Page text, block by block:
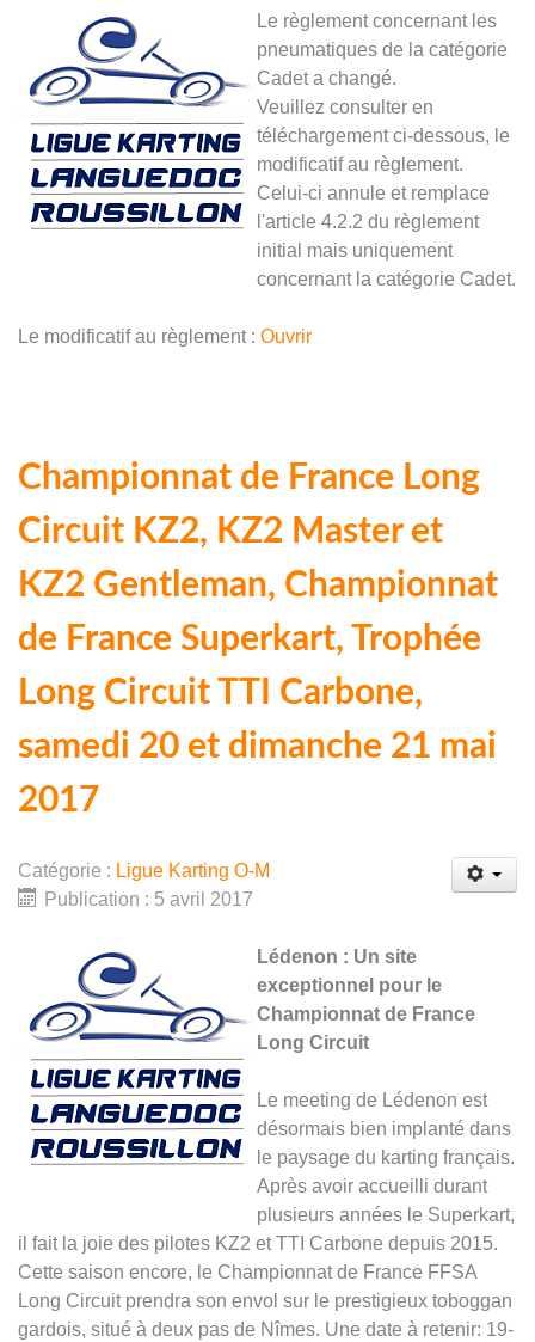
Le règlement concernant les
pneumatiques de la catégorie
Cadet a changé.
Veuillez consulter en
téléchargement ci-dessous, le
modificatif au règlement.
Celui-ci annule et remplace
l'article 4.2.2 du règlement
initial mais uniquement
concernant la catégorie Cadet.
Le modificatif au règlement : Ouvrir
Championnat de France Long
Circuit KZ2, KZ2 Master et
KZ2 Gentleman, Championnat
de France Superkart, Trophée
Long Circuit TTI Carbone,
samedi 20 et dimanche 21 mai
2017
Catégorie : Ligue Karting O-M
Publication : 5 avril 2017
Lédenon : Un site
exceptionnel pour le
Championnat de France
Long Circuit
Le meeting de Lédenon est
désormais bien implanté dans
le paysage du karting français.
Après avoir accueilli durant
plusieurs années le Superkart,
il fait la joie des pilotes KZ2 et TTI Carbone depuis 2015.
Cette saison encore, le Championnat de France FFSA
Long Circuit prendra son envol sur le prestigieux toboggan
gardois, situé à deux pas de Nîmes. Une date à retenir: 19-